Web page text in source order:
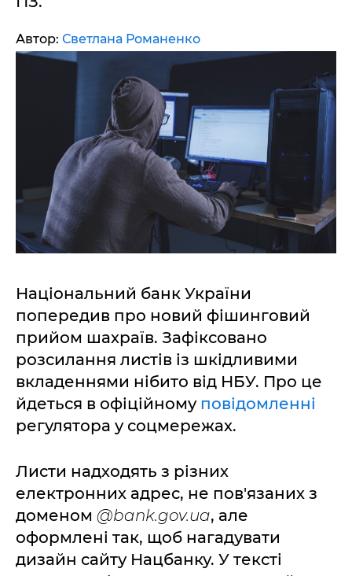
Автор: Светлана Романенко
Національний банк України
попередив про новий фішинговий
прийом шахраїв. Зафіксовано
розсилання листів із шкідливими
вкладеннями нібито від НБУ. Про це
йдеться в офіційному повідомленні
регулятора у соцмережах.
Листи надходять з різних
електронних адрес, не пов'язаних з
доменом @bank.gov.ua, але
оформлені так, щоб нагадувати
дизайн сайту Нацбанку. У тексті